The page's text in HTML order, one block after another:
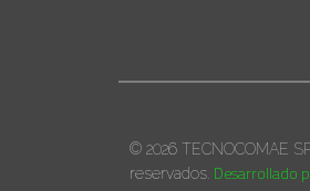
© 2026 TECNOCOMAE
reservados. Desarrollado